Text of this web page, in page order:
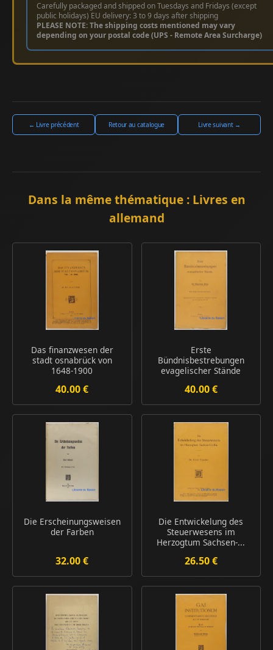
Carefully packaged and shipped on Tuesdays and Fridays (except
public holidays) EU delivery: 3 to 9 days after shipping
PLEASE NOTE: The shipping costs mentioned may vary
depending on your postal code (UPS - Remote Area Surcharge)
← Livre précédent Retour au catalogue Livre suivant →
Dans la même thématique : Livres en
allemand
Das finanzwesen der
stadt osnabrück von
1648-1900
40.00 €
Erste
Bündnisbestrebungen
evagelischer Stände
40.00 €
Die Erscheinungsweisen
der Farben
32.00 €
Die Entwickelung des
Steuerwesens im
Herzogtum Sachsen-...
26.50 €